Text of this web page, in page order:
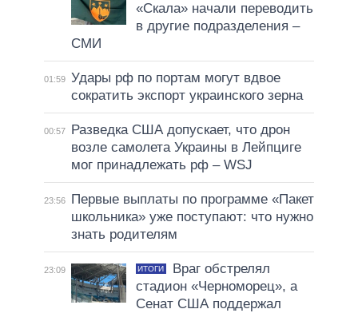
«Скала» начали переводить
в другие подразделения –
СМИ
01:59 Удары рф по портам могут вдвое
сократить экспорт украинского зерна
00:57
Разведка США допускает, что дрон
возле самолета Украины в Лейпциге
мог принадлежать рф – WSJ
23:56
Первые выплаты по программе «Пакет
школьника» уже поступают: что нужно
знать родителям
23:09 ИТОГИ
Враг обстрелял
стадион «Черноморец», а
Сенат США поддержал